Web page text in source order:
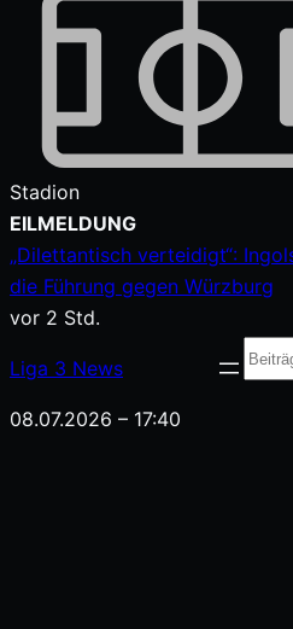
Stadion
Zum
Inhalt
springen
EILMELDUNG
„Dilettantisch verteidigt“:
die Führung gegen Würzburg
vor 2 Std.
Liga 3 News
08.07.2026 – 17:40